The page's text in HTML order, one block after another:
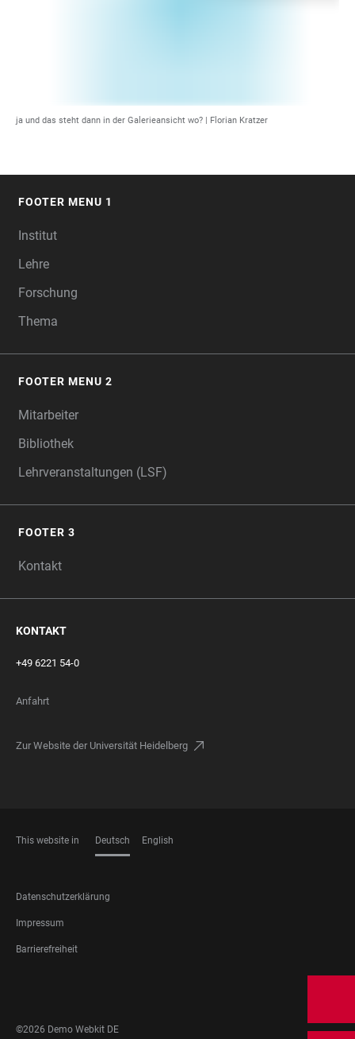
ja und das steht dann in der Galerieansicht wo? | Florian Kratzer
FOOTER MENU 1
Institut
Lehre
Forschung
Thema
FOOTER MENU 2
Mitarbeiter
Bibliothek
Lehrveranstaltungen (LSF)
FOOTER 3
Kontakt
KONTAKT
+49 6221 54-0
Anfahrt
Zur Website der Universität Heidelberg
This website in Deutsch English
FOOTER
LEGAL
Datenschutzerklärung
Impressum
Barrierefreiheit
MEDIA
©2026 Demo Webkit DE